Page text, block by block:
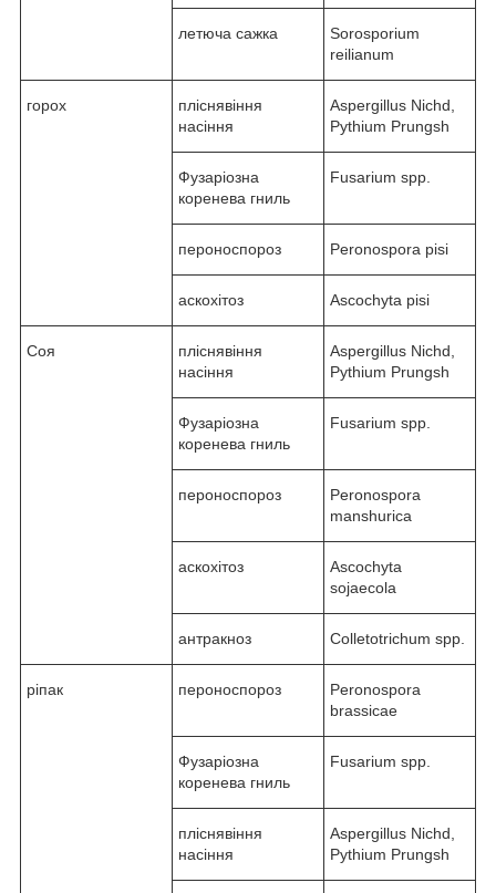
летюча сажка
Sorosporium
reilianum
горох
пліснявіння
насіння
Aspergillus Nichd,
Pythium Prungsh
Фузаріозна
коренева гниль
Fusarium spp.
пероноспороз Peronospora pisi
аскохітоз Ascochyta pisi
Соя
пліснявіння
насіння
Aspergillus Nichd,
Pythium Prungsh
Фузаріозна
коренева гниль
Fusarium spp.
пероноспороз
Peronospora
manshurica
аскохітоз
Ascochyta
sojaecola
антракноз Colletotrichum spp.
ріпак пероноспороз
Peronospora
brassicae
Фузаріозна
коренева гниль
Fusarium spp.
пліснявіння
насіння
Aspergillus Nichd,
Pythium Prungsh